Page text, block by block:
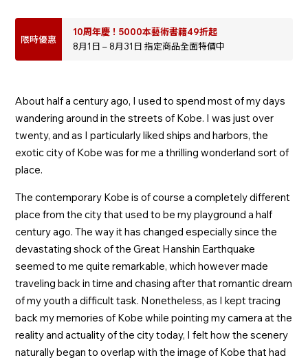
限時優惠
10周年慶！5000本藝術書籍49折起
8月1日 – 8月31日 指定商品全面特價中
About half a century ago, I used to spend most of my days
wandering around in the streets of Kobe. I was just over
twenty, and as I particularly liked ships and harbors, the
exotic city of Kobe was for me a thrilling wonderland sort of
place.
The contemporary Kobe is of course a completely different
place from the city that used to be my playground a half
century ago. The way it has changed especially since the
devastating shock of the Great Hanshin Earthquake
seemed to me quite remarkable, which however made
traveling back in time and chasing after that romantic dream
of my youth a difficult task. Nonetheless, as I kept tracing
back my memories of Kobe while pointing my camera at the
reality and actuality of the city today, I felt how the scenery
naturally began to overlap with the image of Kobe that had